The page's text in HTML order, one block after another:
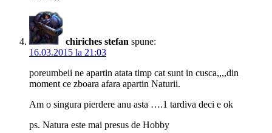
chiriches stefan spune:
16.03.2015 la 21:03
poreumbeii ne apartin atata timp cat sunt in cusca,,,,din
moment ce zboara afara apartin Naturii.
Am o singura pierdere anu asta ….1 tardiva deci e ok
ps. Natura este mai presus de Hobby